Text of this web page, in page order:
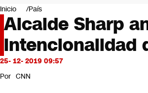
Mundo
Negocios
Deportes
Programas completos
Cultura
Servicios
Bits
CNN Data
Inicio País
Alcalde Sharp
intencionalidad
25- 12- 2019 09:57
Por CNN